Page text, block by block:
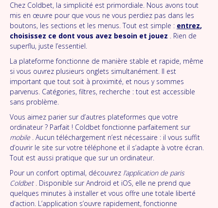
Chez Coldbet, la simplicité est primordiale. Nous avons tout
mis en œuvre pour que vous ne vous perdiez pas dans les
boutons, les sections et les menus. Tout est simple : entrez,
choisissez ce dont vous avez besoin et jouez . Rien de
superflu, juste l’essentiel.
La plateforme fonctionne de manière stable et rapide, même
si vous ouvrez plusieurs onglets simultanément. Il est
important que tout soit à proximité, et nous y sommes
parvenus. Catégories, filtres, recherche : tout est accessible
sans problème.
Vous aimez parier sur d’autres plateformes que votre
ordinateur ? Parfait ! Coldbet fonctionne parfaitement sur
mobile . Aucun téléchargement n’est nécessaire : il vous suffit
d’ouvrir le site sur votre téléphone et il s’adapte à votre écran.
Tout est aussi pratique que sur un ordinateur.
Pour un confort optimal, découvrez l’application de paris
Coldbet. Disponible sur Android et iOS, elle ne prend que
quelques minutes à installer et vous offre une totale liberté
d’action. L’application s’ouvre rapidement, fonctionne